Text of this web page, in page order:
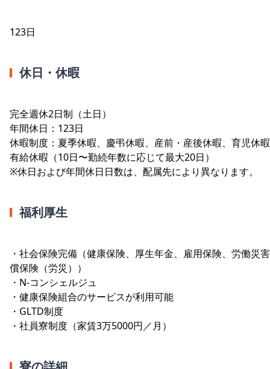
123日
休日・休暇
完全週休2日制（土日）
年間休日：123日
休暇制度：夏季休暇、慶弔休暇、産前・産後休暇、育児休
有給休暇（10日〜勤続年数に応じて最大20日）
※休日および年間休日日数は、配属先により異なります。
福利厚生
・社会保険完備（健康保険、厚生年金、雇用保険、労働災
償保険（労災））
・N-コンシェルジュ
・健康保険組合のサービスが利用可能
・GLTD制度
・社員寮制度（家賃3万5000円／月）